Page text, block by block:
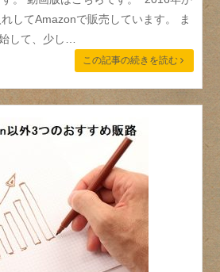
してAmazonで販売しています。 ま
して、少し…
この記事の続きを読む